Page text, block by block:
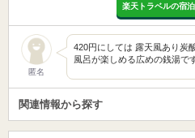
楽天トラベルの宿
匿名
420円にしては 露天風あり炭
風呂が楽しめる広めの銭湯で
関連情報から探す